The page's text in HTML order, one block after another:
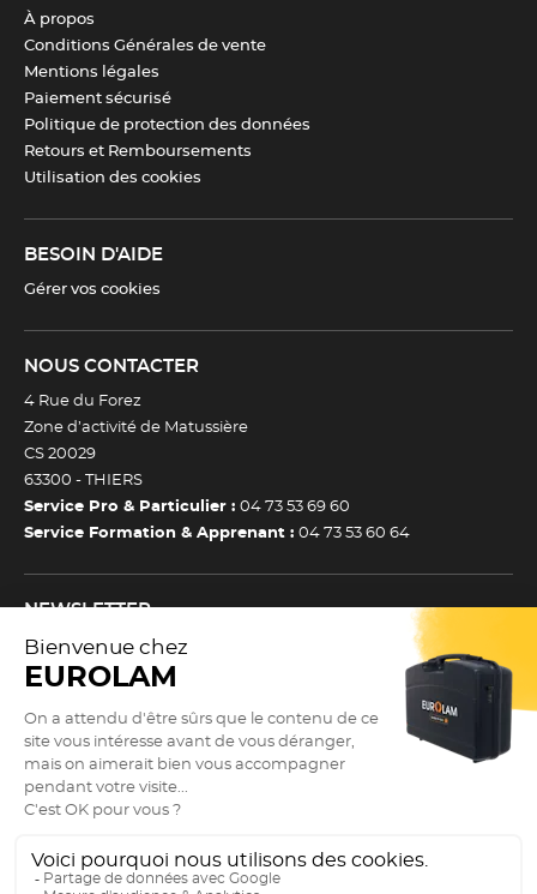
À propos
Conditions Générales de vente
Mentions légales
Paiement sécurisé
Politique de protection des données
Retours et Remboursements
Utilisation des cookies
BESOIN D'AIDE
Gérer vos cookies
NOUS CONTACTER
4 Rue du Forez
Zone d’activité de Matussière
CS 20029
63300 - THIERS
Service Pro & Particulier : 04 73 53 69 60
Service Formation & Apprenant : 04 73 53 60 64
NEWSLETTER
Inscrivez-vous à notre newsletter et recevez toutes nos
actualtiés et bons plans.
Je m’inscris à la newsletter
(Esc)
Newsletter
Adresse e-mail *
Actualités
Nos réseaux sociaux
9.3 /10
2900 avis